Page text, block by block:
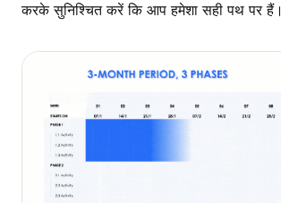
करके सुनिश्चित करें कि आप हमेशा सही पथ पर हैं।